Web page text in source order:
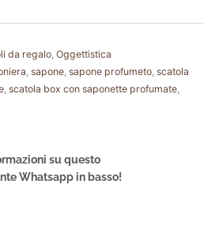
da regalo Oggettistica
sapone sapone profumeto scatola
scatola box con saponette profumate
su questo
Whatsapp in basso!